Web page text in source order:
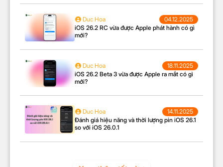
cứng đầu, tiết kiệm điện và thời gian.
Bình chứa nước dung tích
lớn và dễ dàng vệ sinh
Duc Hoa
04.12.2025
iOS 26.2 RC vừa được Apple phát hành có gì
mới?
Duc Hoa
18.11.2025
iOS 26.2 Beta 3 vừa được Apple ra mắt có gì
mới?
Duc Hoa
14.11.2025
Đánh giá hiệu năng và thời lượng pin iOS 26.1
so với iOS 26.0.1